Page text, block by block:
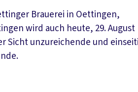
Brauerei in Oettingen,
wird auch heute, 29. August
Sicht unzureichende und